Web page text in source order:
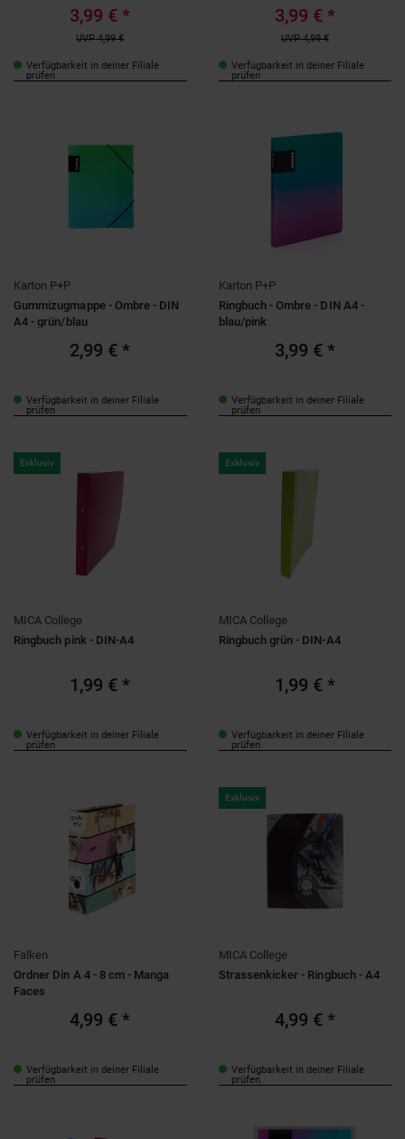
3,99 € *
UVP 4,99 €
Verfügbarkeit in deiner Filiale
prüfen
3,99 € *
UVP 4,99 €
Verfügbarkeit in deiner Filiale
prüfen
Karton P+P
Gummizugmappe - Ombre - DIN
A4 - grün/blau
2,99 € *
Verfügbarkeit in deiner Filiale
prüfen
Karton P+P
Ringbuch - Ombre - DIN A4 -
blau/pink
3,99 € *
Verfügbarkeit in deiner Filiale
prüfen
Exklusiv
MICA College
Ringbuch pink - DIN-A4
1,99 € *
Verfügbarkeit in deiner Filiale
prüfen
Exklusiv
MICA College
Ringbuch grün - DIN-A4
1,99 € *
Verfügbarkeit in deiner Filiale
prüfen
Falken
Ordner Din A 4 - 8 cm - Manga
Faces
4,99 € *
Verfügbarkeit in deiner Filiale
prüfen
Exklusiv
MICA College
Strassenkicker - Ringbuch - A4
4,99 € *
Verfügbarkeit in deiner Filiale
prüfen